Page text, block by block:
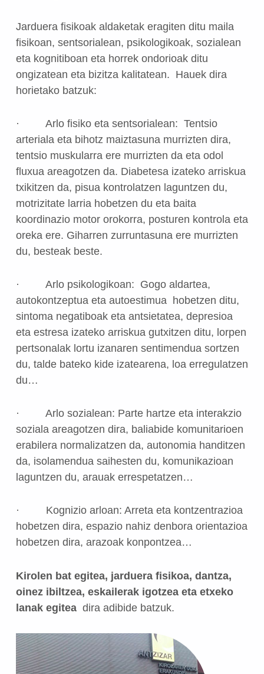
Jarduera fisikoak aldaketak eragiten ditu maila
fisikoan, sentsorialean, psikologikoak, sozialean
eta kognitiboan eta horrek ondorioak ditu
ongizatean eta bizitza kalitatean. Hauek dira
horietako batzuk:
· Arlo fisiko eta sentsorialean: Tentsio
arteriala eta bihotz maiztasuna murrizten dira,
tentsio muskularra ere murrizten da eta odol
fluxua areagotzen da. Diabetesa izateko arriskua
txikitzen da, pisua kontrolatzen laguntzen du,
motrizitate larria hobetzen du eta baita
koordinazio motor orokorra, posturen kontrola eta
oreka ere. Giharren zurruntasuna ere murrizten
du, besteak beste.
· Arlo psikologikoan: Gogo aldartea,
autokontzeptua eta autoestimua hobetzen ditu,
sintoma negatiboak eta antsietatea, depresioa
eta estresa izateko arriskua gutxitzen ditu, lorpen
pertsonalak lortu izanaren sentimendua sortzen
du, talde bateko kide izatearena, loa erregulatzen
du…
· Arlo sozialean: Parte hartze eta interakzio
soziala areagotzen dira, baliabide komunitarioen
erabilera normalizatzen da, autonomia handitzen
da, isolamendua saihesten du, komunikazioan
laguntzen du, arauak errespetatzen…
· Kognizio arloan: Arreta eta kontzentrazioa
hobetzen dira, espazio nahiz denbora orientazioa
hobetzen dira, arazoak konpontzea…
Kirolen bat egitea, jarduera fisikoa, dantza,
oinez ibiltzea, eskailerak igotzea eta etxeko
lanak egiteadira adibide batzuk.